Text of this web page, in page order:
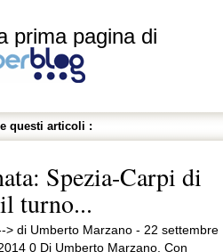
prima pagina di
questi articoli :
Spezia-Carpi di
turno...
> di Umberto Marzano - 22 settembre
0 Di Umberto Marzano. Con